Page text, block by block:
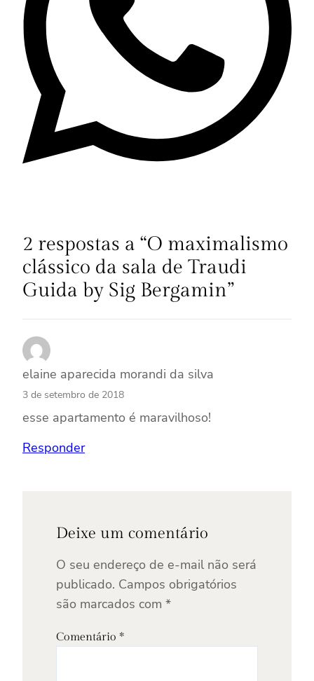
2 respostas a “O maximalismo
clássico da sala de Traudi
Guida by Sig Bergamin”
elaine aparecida morandi da silva
3 de setembro de 2018
esse apartamento é maravilhoso!
Responder
Deixe um comentário
O seu endereço de e-mail não será
publicado. Campos obrigatórios
são marcados com *
Comentário *